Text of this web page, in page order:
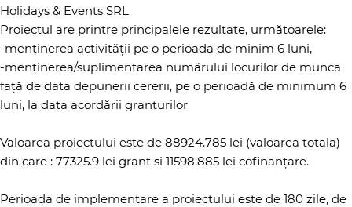
Holidays & Events SRL
Proiectul are printre principalele rezultate, următoarele:
-menținerea activității pe o perioada de minim 6 luni,
-menținerea/suplimentarea numărului locurilor de munca
față de data depunerii cererii, pe o perioadă de minimum 6
luni, la data acordării granturilor
Valoarea proiectului este de 88924.785 lei (valoarea totala)
din care : 77325.9 lei grant si 11598.885 lei cofinanțare.
Perioada de implementare a proiectului este de 180 zile, de